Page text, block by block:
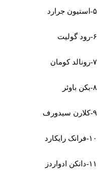
۵-استیون جرارد
۶-رود گولیت
۷-رونالد کومان
۸-بکن باوئر
۹-کلارن سیدورف
۱۰-فرانک رایکارد
۱۱-دانکن ادواردز